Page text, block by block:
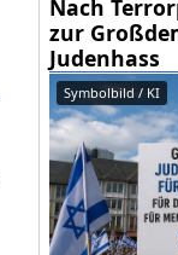
Nach
zur
Judenhass
Symbolbild / KI